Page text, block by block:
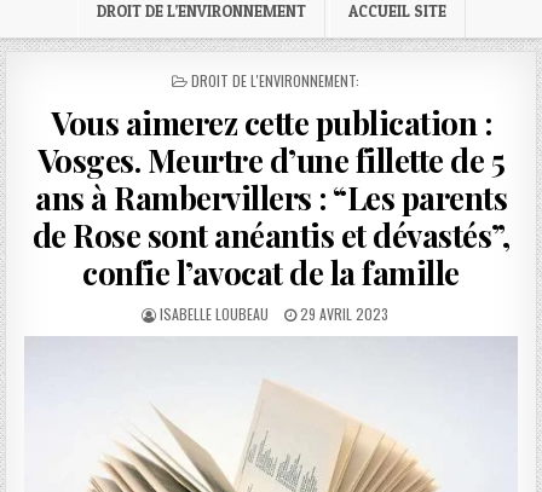
DROIT DE L’ENVIRONNEMENT ACCUEIL SITE
POSTED
DROIT DE L'ENVIRONNEMENT:
Vous aimerez cette publication :
Vosges. Meurtre d’une fillette de 5
ans à Rambervillers : “Les parents
de Rose sont anéantis et dévastés”,
confie l’avocat de la famille
AUTHOR:
ISABELLE LOUBEAU
PUBLISHED
DATE:
29 AVRIL 2023